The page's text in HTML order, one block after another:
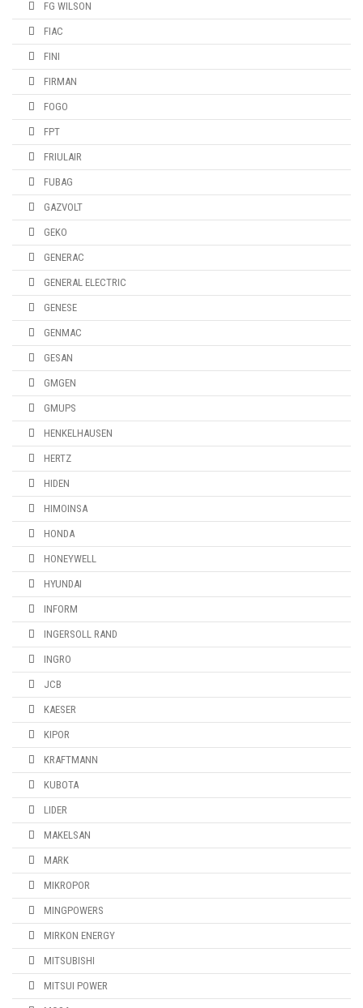
FG WILSON
FIAC
FINI
FIRMAN
FOGO
FPT
FRIULAIR
FUBAG
GAZVOLT
GEKO
GENERAC
GENERAL ELECTRIC
GENESE
GENMAC
GESAN
GMGEN
GMUPS
HENKELHAUSEN
HERTZ
HIDEN
HIMOINSA
HONDA
HONEYWELL
HYUNDAI
INFORM
INGERSOLL RAND
INGRO
JCB
KAESER
KIPOR
KRAFTMANN
KUBOTA
LIDER
MAKELSAN
MARK
MIKROPOR
MINGPOWERS
MIRKON ENERGY
MITSUBISHI
MITSUI POWER